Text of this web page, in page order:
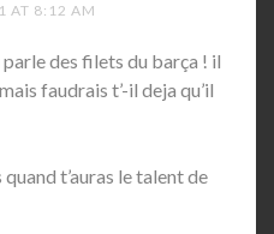
AT 8:12 AM
des filets du barça ! il
faudrais t’-il deja qu’il
t’auras le talent de